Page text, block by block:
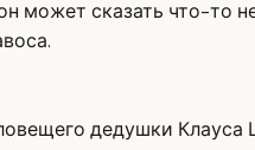
сказать что-то
дедушки